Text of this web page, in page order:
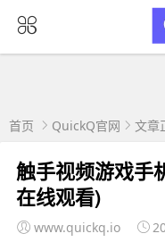
首页 QuickQ官网 文章
触手视频游戏手
在线观看)
www.quickq.io